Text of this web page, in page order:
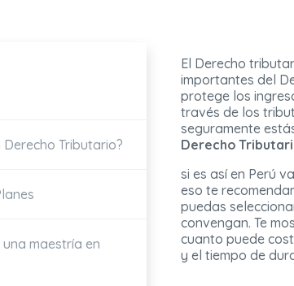
Tributario?
maestría en
El Derecho
importantes del
protege los
través de los
seguramente
Derecho
si es así en Perú
eso te
puedas
convengan. Te
cuanto puede
y el tiempo de